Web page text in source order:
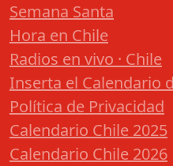
Semana Santa
Hora en Chile
Radios en vivo · Chile
Inserta el Calendario
Política de Privacidad
Calendario Chile 2025
Calendario Chile 2026